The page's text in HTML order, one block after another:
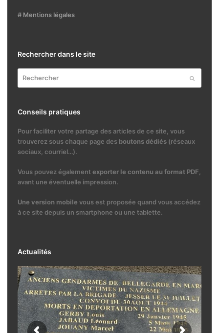
# Mentions légales
Rechercher dans le site
Conseils pratiques
Pour faciliter votre partage des articles de ce site, vous
trouverez sous chaque page des boutons dédiés(réseaux
sociaux, courriel…).
Vous pouvez égalementexporter le contenu au format PDF,
avant une éventuelle impression.
Une version mobile vous est proposée quand vous accédez
à ce site depuis un smartphone ou une tablette.
Actualités